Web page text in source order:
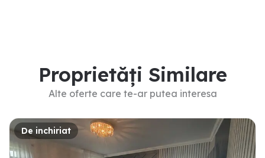
Proprietăți Similare
Alte oferte care te-ar putea interesa
De inchiriat